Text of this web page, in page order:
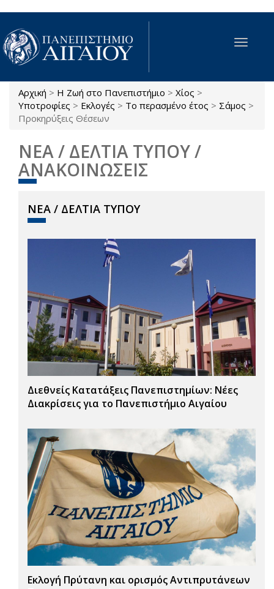
Παράκαμψη προς το κυρίως περιεχόμενο
Toggle
Είστε εδώ
Αρχική > Η Ζωή στο Πανεπιστήμιο > Χίος >
Υποτροφίες > Εκλογές > Το περασμένο έτος > Σάμος >
Προκηρύξεις Θέσεων
ΝΕΑ / ΔΕΛΤΙΑ ΤΥΠΟΥ /
ΑΝΑΚΟΙΝΩΣΕΙΣ
ΝΕΑ / ΔΕΛΤΙΑ ΤΥΠΟΥ
Διεθνείς Κατατάξεις Πανεπιστημίων: Νέες
Διακρίσεις για το Πανεπιστήμιο Αιγαίου
Εκλογή Πρύτανη και ορισμός Αντιπρυτάνεων